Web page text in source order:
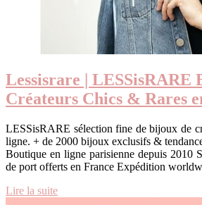
Lessisrare | LESSisRARE
Créateurs Chics & Rares
LESSisRARE sélection fine de bijoux de
ligne. + de 2000 bijoux exclusifs &
Boutique en ligne parisienne depuis 2010
de port offerts en France Expédition
Lire la suite